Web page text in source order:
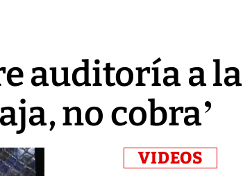
auditoría a la
no cobra’
VIDEOS